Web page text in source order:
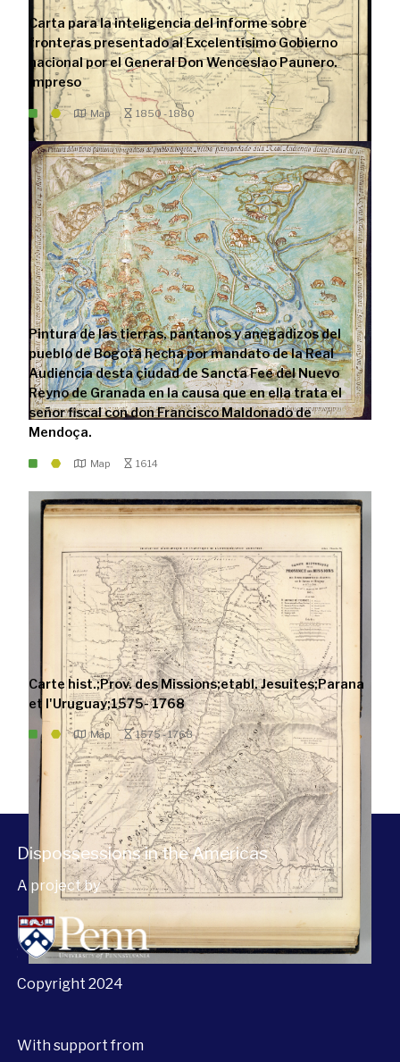
Carta para la inteligencia del informe sobre
fronteras presentado al Excelentísimo Gobierno
nacional por el General Don Wenceslao Paunero.
Impreso
Map 1850 - 1880
Pintura de las tierras, pantanos y anegadizos del
pueblo de Bogotá hecha por mandato de la Real
Audiencia desta çiudad de Sancta Fee del Nuevo
Reyno de Granada en la causa que en ella trata el
señor fiscal con don Francisco Maldonado de
Mendoça.
Map 1614
Carte hist.;Prov. des Missions;etabl. Jesuites;Parana
et l'Uruguay;1575- 1768
Map 1575 - 1768
Dispossessions in the Americas
A project by
Copyright 2024
With support from